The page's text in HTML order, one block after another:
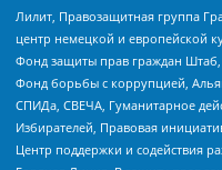
Лилит, Правозащитная группа
центр немецкой и европейской
Фонд защиты прав граждан Штаб,
Фонд борьбы с коррупцией,
СПИДа, СВЕЧА, Гуманитарное
Избирателей, Правовая
Центр поддержки и содействия